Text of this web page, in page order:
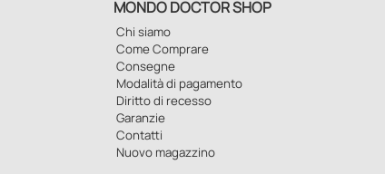
MONDO DOCTOR SHOP
Chi siamo
Come Comprare
Consegne
Modalità di pagamento
Diritto di recesso
Garanzie
Contatti
Nuovo magazzino